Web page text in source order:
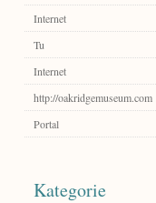
Internet
Tu
Internet
http://oakridgemuseum.com
Portal
Kategorie